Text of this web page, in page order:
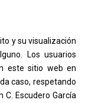
y su visualización
Los usuarios
este sitio web en
caso, respetando
C. Escudero García